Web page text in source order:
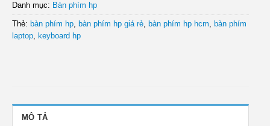
Danh mục: Bàn phím hp
Thẻ: bàn phím hp, bàn phím hp giá rẻ, bàn phím hp hcm, bàn phím
laptop, keyboard hp
MÔ TẢ